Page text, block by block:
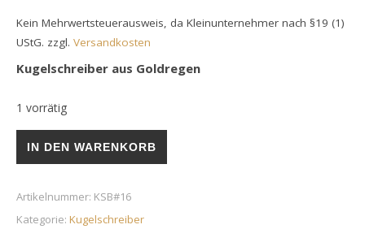
Kein Mehrwertsteuerausweis, da Kleinunternehmer nach §19 (1)
UStG. zzgl. Versandkosten
Kugelschreiber aus Goldregen
1 vorrätig
IN DEN WARENKORB
Artikelnummer: KSB#16
Kategorie: Kugelschreiber